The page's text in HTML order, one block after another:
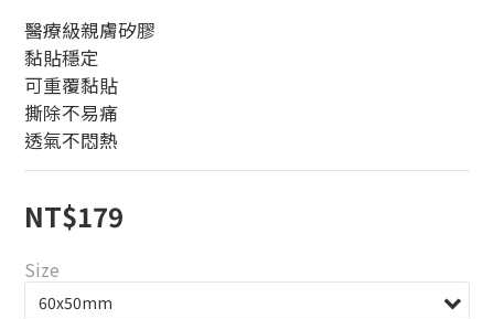
醫療級親膚矽膠
黏貼穩定
可重覆黏貼
撕除不易痛
透氣不悶熱
NT$179
Size